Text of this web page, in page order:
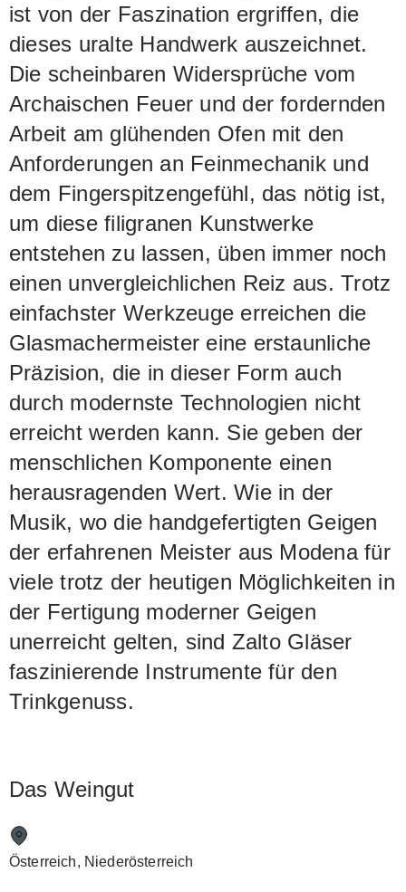
ist von der Faszination ergriffen, die
dieses uralte Handwerk auszeichnet.
Die scheinbaren Widersprüche vom
Archaischen Feuer und der fordernden
Arbeit am glühenden Ofen mit den
Anforderungen an Feinmechanik und
dem Fingerspitzengefühl, das nötig ist,
um diese filigranen Kunstwerke
entstehen zu lassen, üben immer noch
einen unvergleichlichen Reiz aus. Trotz
einfachster Werkzeuge erreichen die
Glasmachermeister eine erstaunliche
Präzision, die in dieser Form auch
durch modernste Technologien nicht
erreicht werden kann. Sie geben der
menschlichen Komponente einen
herausragenden Wert. Wie in der
Musik, wo die handgefertigten Geigen
der erfahrenen Meister aus Modena für
viele trotz der heutigen Möglichkeiten in
der Fertigung moderner Geigen
unerreicht gelten, sind Zalto Gläser
faszinierende Instrumente für den
Trinkgenuss.
Das Weingut
Österreich, Niederösterreich